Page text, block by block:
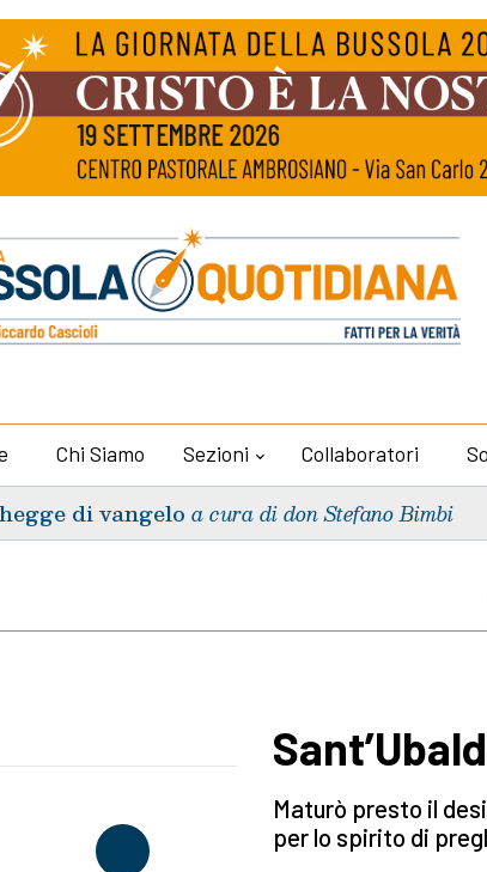
Chi Siamo Sezioni Collaboratori
di vangelo a cura di don Stefano Bimbi
Maturò presto il
per lo spirito di